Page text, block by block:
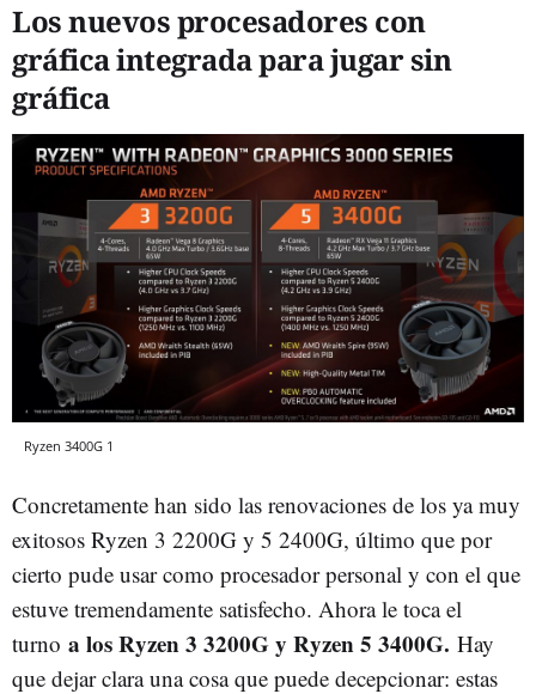
Los nuevos procesadores con
gráfica integrada para jugar sin
gráfica
Ryzen 3400G 1
Concretamente han sido las renovaciones de los ya muy
exitosos Ryzen 3 2200G y 5 2400G, último que por
cierto pude usar como procesador personal y con el que
estuve tremendamente satisfecho. Ahora le toca el
turno a los Ryzen 3 3200G y Ryzen 5 3400G. Hay
que dejar clara una cosa que puede decepcionar: estas